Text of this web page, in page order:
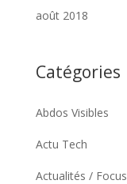
août 2018
Catégories
Abdos Visibles
Actu Tech
Actualités / Focus